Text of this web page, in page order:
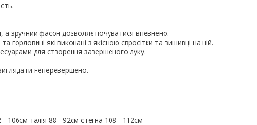
а зручний фасон дозволяє почуватися впевнено.
горловині які виконані з якісною євросітки та вишивці на ній.
для створення завершеного луку.
неперевершено.
106см талія 88 - 92см стегна 108 - 112см